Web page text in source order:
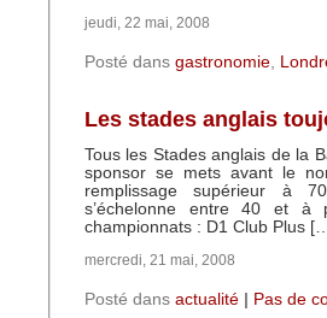
jeudi, 22 mai, 2008
Posté dans gastronomie,
Les stades anglais
Tous les Stades anglais de la
sponsor se mets avant le
remplissage supérieur à
s’échelonne entre 40 et
championnats : D1 Club Plus
mercredi, 21 mai, 2008
Posté dans actualité Pas de